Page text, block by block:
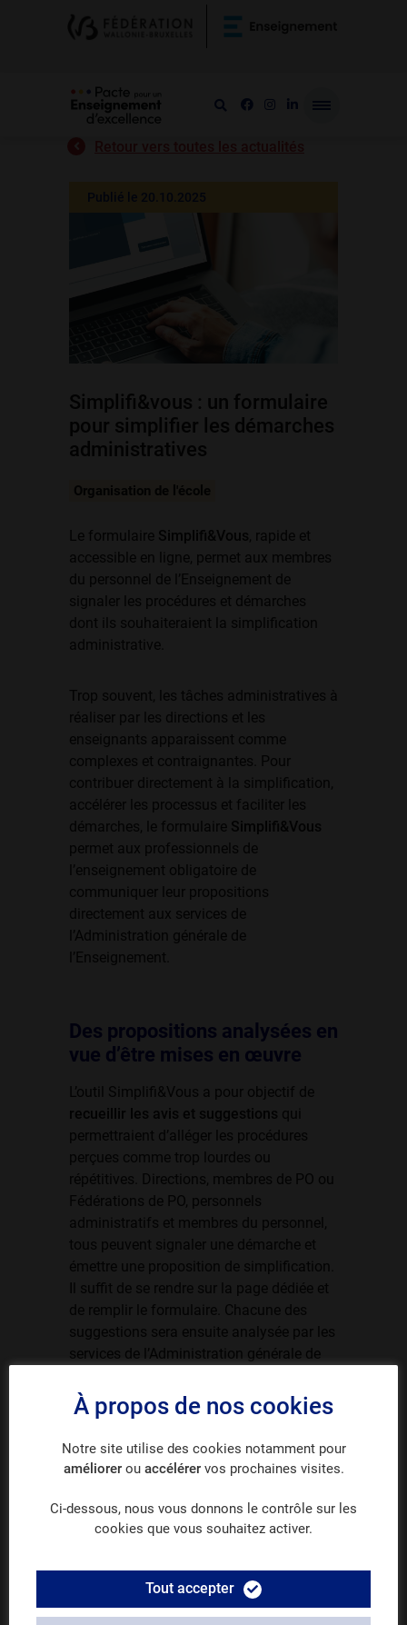
Publié le 20.10.2025
Simplifi&vous : un formulaire
pour simplifier les démarches
administratives
Organisation de l'école
Le formulaire Simplifi&Vous, rapide et
accessible en ligne, permet aux membres
du personnel de l’Enseignement de
signaler les procédures et démarches
dont ils souhaiteraient la simplification
administrative.
Trop souvent, les tâches administratives à
réaliser par les directions et les
enseignants apparaissent comme
complexes et contraignantes. Pour
contribuer directement à la simplification,
accélérer les processus et faciliter les
démarches, le formulaire Simplifi&Vous
permet aux professionnels de
l’enseignement obligatoire de
communiquer leur propositions
directement aux services de
l’Administration générale de
l’Enseignement.
Des propositions analysées en
vue d’être mises en œuvre
L’outil Simplifi&Vous a pour objectif de
recueillir les avis et suggestions qui
permettraient d’alléger les procédures
perçues comme trop lourdes ou
répétitives. Directions, membres de PO ou
Fédérations de PO, personnels
administratifs et membres du personnel,
tous peuvent signaler une démarche et
émettre une proposition de simplification.
Il suffit de se rendre sur la page dédiée et
de remplir le formulaire. Chacune des
suggestions sera ensuite analysée par les
services de l’Administration générale de
traduire en proposition concrète et de
mieux évaluer les charges
administratives.
Compléter le formulaire Simplifi&Vous
À propos de nos cookies
Notre site utilise des cookies notamment pour
améliorerou accélérervos prochaines visites.
Ci-dessous, nous vous donnons le contrôle sur les
cookies que vous souhaitez activer.
Tout accepter